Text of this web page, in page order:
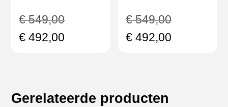
€549,00Oorspronkelijke
€ 492,00
€549,00
€ 492,00
Gerelateerde producten